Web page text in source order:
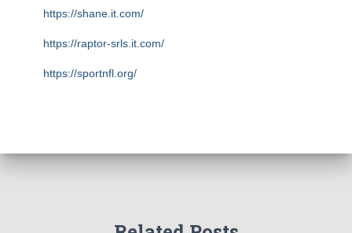
https://shane.it.com/
https://raptor-srls.it.com/
https://sportnfl.org/
https://home.pafikecciagel.org/